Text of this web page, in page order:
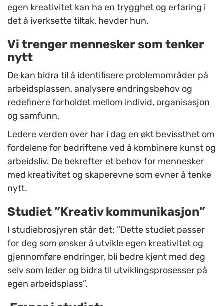
egen kreativitet kan ha en trygghet og erfaring i
det å iverksette tiltak, hevder hun.
Vi trenger mennesker som tenker
nytt
De kan bidra til å identifisere problemområder på
arbeidsplassen, analysere endringsbehov og
redefinere forholdet mellom individ, organisasjon
og samfunn.
Ledere verden over har i dag en økt bevissthet om
fordelene for bedriftene ved å kombinere kunst og
arbeidsliv. De bekrefter et behov for mennesker
med kreativitet og skaperevne som evner å tenke
nytt.
Studiet ”Kreativ kommunikasjon”
I studiebrosjyren står det: ”Dette studiet passer
for deg som ønsker å utvikle egen kreativitet og
gjennomføre endringer, bli bedre kjent med deg
selv som leder og bidra til utviklingsprosesser på
egen arbeidsplass”.